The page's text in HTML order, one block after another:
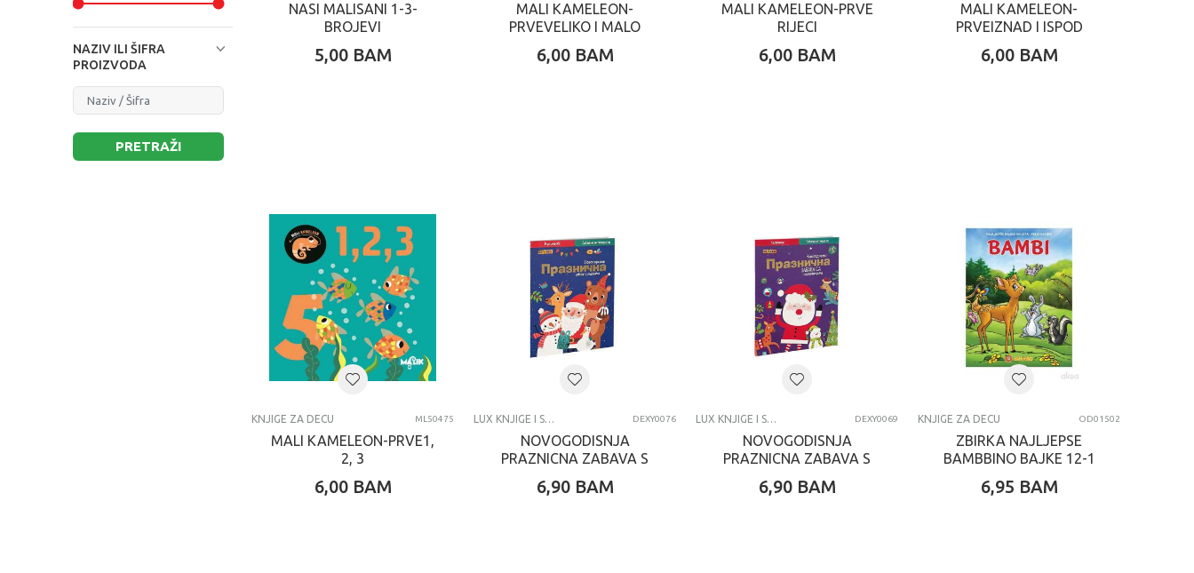
NAZIV ILI ŠIFRA
PROIZVODA
PRETRAŽI
NASI MALISANI 1-3-
BROJEVI
5,00 BAM
MALI KAMELEON-
PRVEVELIKO I MALO
6,00 BAM
MALI KAMELEON-PRVE
RIJECI
6,00 BAM
MALI KAMELEON-
PRVEIZNAD I ISPOD
6,00 BAM
KNJIGE ZA DECU ML50475
MALI KAMELEON-PRVE1,
2, 3
6,00 BAM
LUX KNJIGE I SPECIJALNA IZDANJA DEXY0076
NOVOGODISNJA
PRAZNICNA ZABAVA S
6,90 BAM
LUX KNJIGE I SPECIJALNA IZDANJA DEXY0069
NOVOGODISNJA
PRAZNICNA ZABAVA S
6,90 BAM
KNJIGE ZA DECU OD01502
ZBIRKA NAJLJEPSE
BAMBBINO BAJKE 12-1
6,95 BAM